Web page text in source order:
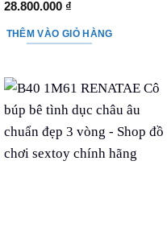
Được xếp
28.800.000 ₫
THÊM VÀO GIỎ HÀNG